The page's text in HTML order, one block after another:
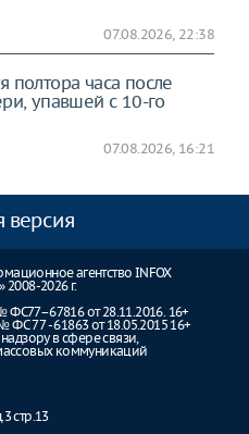
07.08.2026, 22:38
полтора часа после
упавшей с 10-го
07.08.2026, 16:21
версия
агентство INFOX
2026 г.
ФС77–67816 от 28.11.2016. 16+
ФС 77 - 61863 от 18.05.2015 16+
в сфере связи,
коммуникаций
стр.13